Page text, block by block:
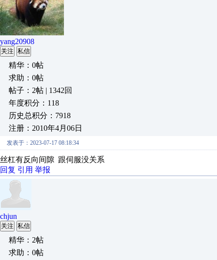
yang20908
关注 私信
精华：0帖
求助：0帖
帖子：2帖 | 1342回
年度积分：118
历史总积分：7918
注册：2010年4月06日
发表于：2023-07-17 08:18:34
丝杠有反向间隙 跟伺服没关系
回复 引用 举报
chjun
关注 私信
精华：2帖
求助：0帖